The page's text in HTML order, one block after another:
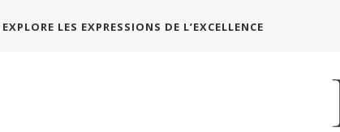
LES EXPRESSIONS DE L’EXCELLENCE